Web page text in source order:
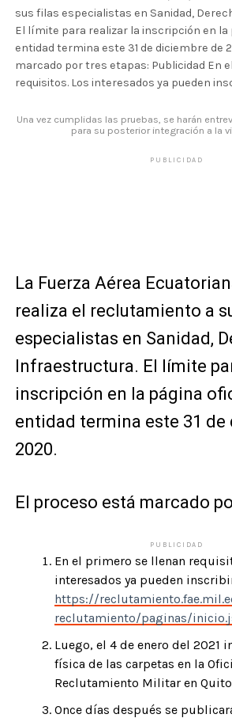
sus filas especialistas en Sanidad,
El límite para realizar la inscripción en la
entidad termina este 31 de diciembre de
marcado por tres etapas: Publicidad En
requisitos. Los interesados ya pueden
Una vez cumplidas las pruebas, se harán
para su posterior integración a la
PUBLICIDAD
La Fuerza Aérea
realiza el reclutamiento a
especialistas en Sanidad,
Infraestructura. El límite
inscripción en la página
entidad termina este 31 de
2020.
El proceso está marcado
PUBLICIDAD
En el primero se llenan
interesados ya pueden
https://
reclutamiento/paginas/
Luego, el 4 de enero del 2021
física de las carpetas en la
Reclutamiento Militar en
Once días después se